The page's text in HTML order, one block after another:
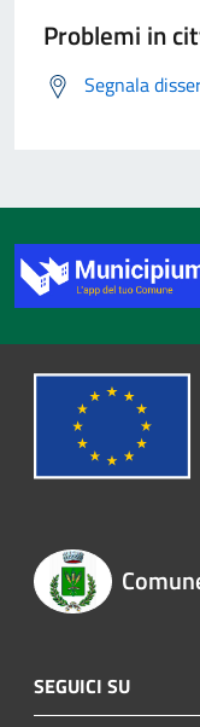
Problemi in
Segnala
SEGUICI SU